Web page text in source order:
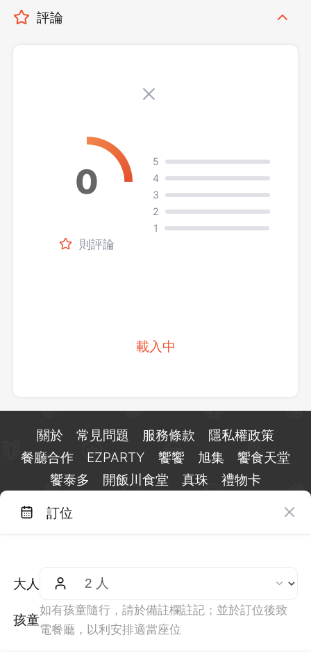
評論
則評論
5
4
3
2
1
載入中
訂位
大人
孩童
如有孩童隨行，請於備註欄註記；並於訂位後致
電餐廳，以利安排適當座位
關於 常見問題 服務條款
隱私權政策
餐廳合作
EZPARTY 饗饗 旭集
饗食天堂
饗泰多
開飯川食堂 真珠 禮物卡
週一至週日 10:00 至 18:00（國定假日除外）
統編：29084823